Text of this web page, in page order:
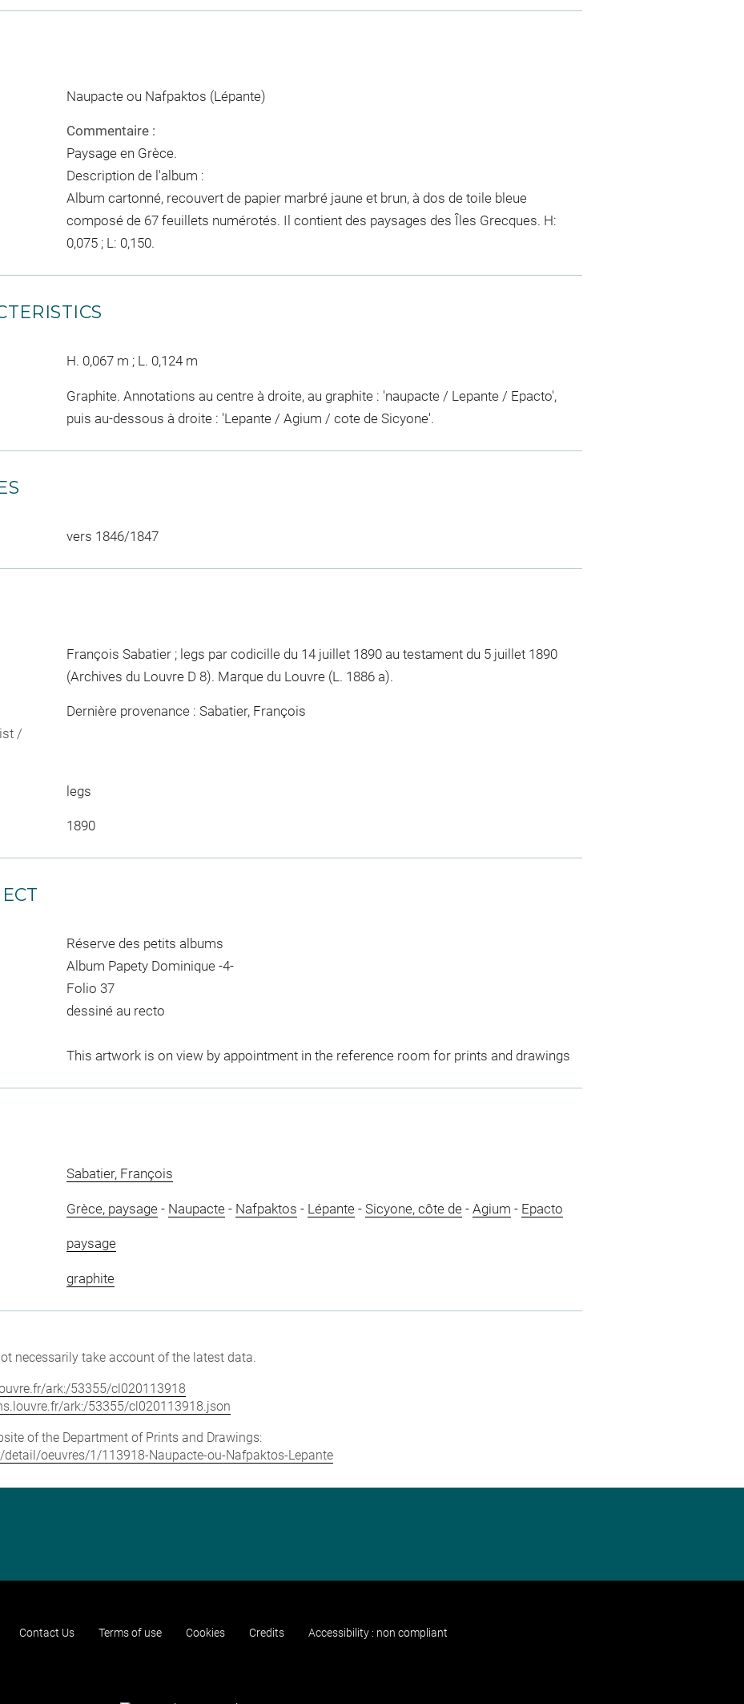
Naupacte ou Nafpaktos (Lépante)
Commentaire :
Paysage en Grèce.
Description de l'album :
Album cartonné, recouvert de papier marbré jaune et brun, à dos de toile bleue
composé de 67 feuillets numérotés. Il contient des paysages des Îles Grecques. H:
0,075 ; L: 0,150.
H. 0,067 m ; L. 0,124 m
Graphite. Annotations au centre à droite, au graphite : 'naupacte / Lepante / Epacto',
puis au-dessous à droite : 'Lepante / Agium / cote de Sicyone'.
vers 1846/1847
François Sabatier ; legs par codicille du 14 juillet 1890 au testament du 5 juillet 1890
(Archives du Louvre D 8). Marque du Louvre (L. 1886 a).
/
Dernière provenance : Sabatier, François
legs
1890
Réserve des petits albums
Album Papety Dominique -4-
Folio 37
dessiné au recto
This artwork is on view by appointment in the reference room for prints and drawings
Sabatier, François
Grèce, paysage- Naupacte- Nafpaktos - Lépante- Sicyone, côte de- Agium - Epacto
paysage
graphite
necessarily take account of the latest data.
ark:/53355/cl020113918
ark:/53355/cl020113918.json
of the Department of Prints and Drawings:
oeuvres/1/113918-Naupacte-ou-Nafpaktos-Lepante
Contact Us Terms of use Cookies Credits Accessibility : non compliant